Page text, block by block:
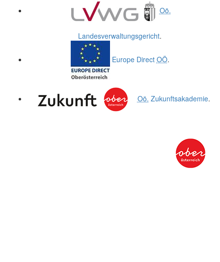
Oö.
Landesverwaltungsgericht.
Europe Direct OÖ.
Oö. Zukunftsakademie.